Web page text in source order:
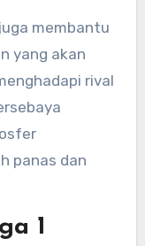
membantu
yang akan
rival
panas dan
1